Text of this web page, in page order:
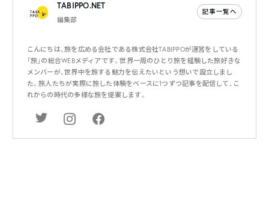
TABIPPO.NET
編集部
記事一覧へ
こんにちは、旅を広める会社である株式会社TABIPPOが運営をしている
「旅」の総合WEBメディアです。世界一周のひとり旅を経験した旅好きな
メンバーが、世界中を旅する魅力を伝えたいという想いで設立しまし
た。旅人たちが実際に旅した体験をベースに1つずつ記事を配信して、こ
れからの時代の多様な旅を提案します。